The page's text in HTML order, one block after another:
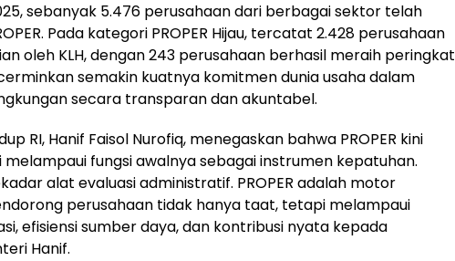
sebanyak 5.476 perusahaan dari berbagai sektor telah
Pada kategori PROPER Hijau, tercatat 2.428 perusahaan
oleh KLH, dengan 243 perusahaan berhasil meraih peringkat
semakin kuatnya komitmen dunia usaha dalam
secara transparan dan akuntabel.
RI, Hanif Faisol Nurofiq, menegaskan bahwa PROPER kini
fungsi awalnya sebagai instrumen kepatuhan.
alat evaluasi administratif. PROPER adalah motor
perusahaan tidak hanya taat, tetapi melampaui
efisiensi sumber daya, dan kontribusi nyata kepada
Hanif.